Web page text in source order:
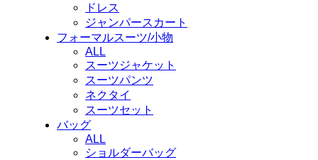
ドレス
ジャンパースカート
フォーマルスーツ/小物
ALL
スーツジャケット
スーツパンツ
ネクタイ
スーツセット
バッグ
ALL
ショルダーバッグ